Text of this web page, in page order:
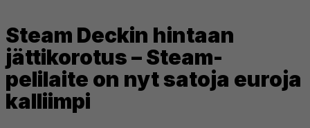
Steam Deckin hintaan
jättikorotus – Steam-
pelilaite on nyt satoja euroja
kalliimpi